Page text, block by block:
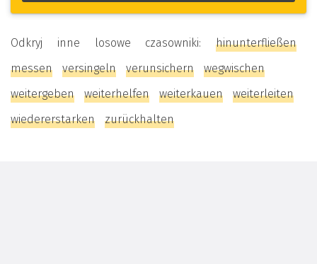
Odkryj inne losowe czasowniki: hinunterfließen
messen
versingeln verunsichern
wegwischen
weitergeben
weiterhelfen weiterkauen
weiterleiten
wiedererstarken
zurückhalten